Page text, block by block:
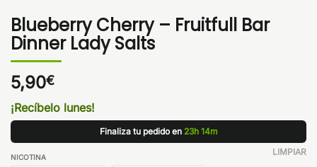
Blueberry Cherry – Fruitfull Bar
Dinner Lady Salts
5,90€
¡Recíbelo lunes!
Finaliza tu pedido en 23h 14m
NICOTINA
LIMPIAR